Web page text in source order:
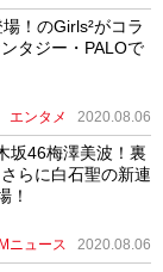
！のGirls²がコラ
タジー・PALOで
エンタメ 2020.08.06
坂46梅澤美波！裏
らに白石聖の新連
！
ニュース 2020.08.06